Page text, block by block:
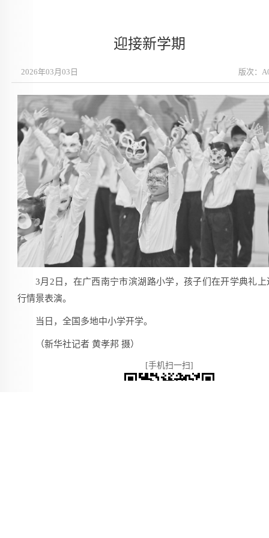
迎接新学期
版次：
2026年03月03日
3月2日，在广西南宁市滨湖路小学，孩子们在开学典礼上
行情景表演。
当日，全国多地中小学开学。
（新华社记者 黄孝邦 摄）
[手机扫一扫]